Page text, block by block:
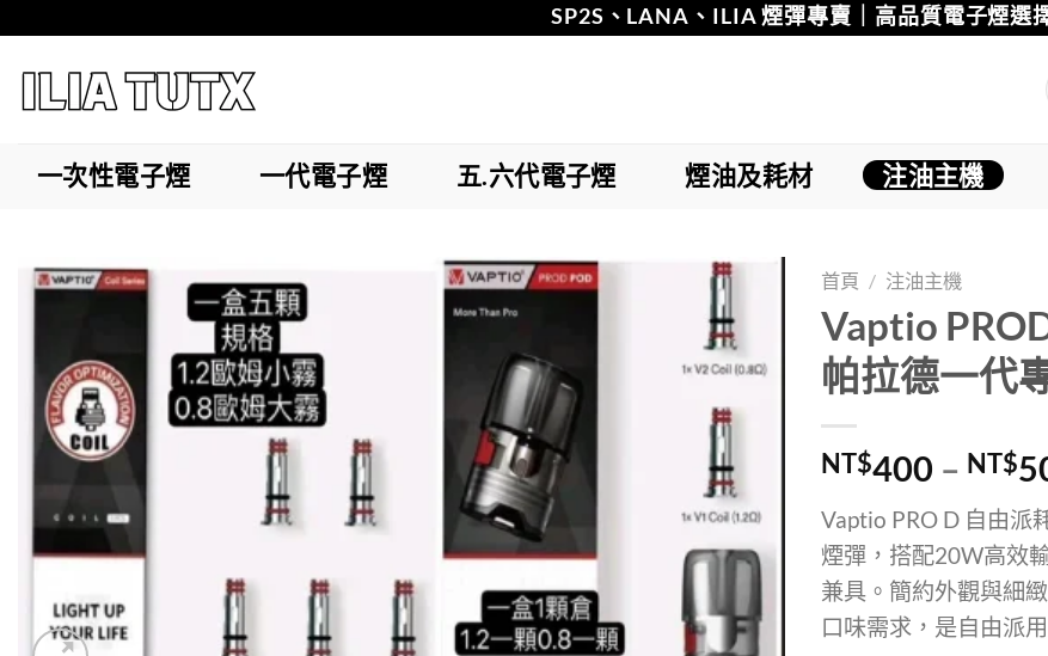
SP2S、LANA、ILIA 煙彈專賣｜高品質電子煙選
一次性電子煙 一代電子煙 五.六代電子煙 煙油及耗材 注油主機
Add to
wishlist
首頁 / 注油主機
Vaptio
帕拉德一代
NT$400 – NT$
Vaptio PRO D 自由派
煙彈，搭配20W高效
兼具。簡約外觀與細
口味需求，是自由派